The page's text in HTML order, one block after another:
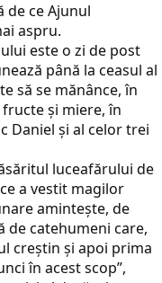
de ce Ajunul
aspru.
este o zi de post
până la ceasul al
să se mănânce, în
şi miere, în
Daniel şi al celor trei
luceafărului de
a vestit magilor
aminteşte, de
de catehumeni care,
creştin şi apoi prima
în acest scop”,